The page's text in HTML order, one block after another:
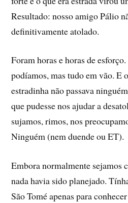
Resultado: nosso amigo Pálio
definitivamente atolado.
Foram horas e horas de
podí­amos, mas tudo em vão. E
estradinha não passava
que pudesse nos ajudar a
sujamos, rimos, nos
Ninguém (nem duende ou ET).
Embora normalmente sejamos
nada havia sido planejado.
São Tomé apenas para